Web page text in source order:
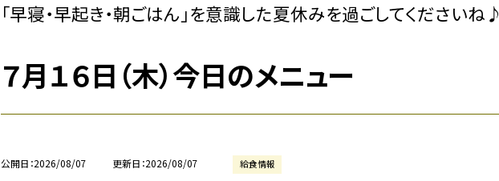
「早寝・早起き・朝ごはん」を意識した夏休みを過ごしてくださいね♪
７月１６日（木）今日のメニュー
公開日 2026/08/07 更新日 2026/08/07 給食情報